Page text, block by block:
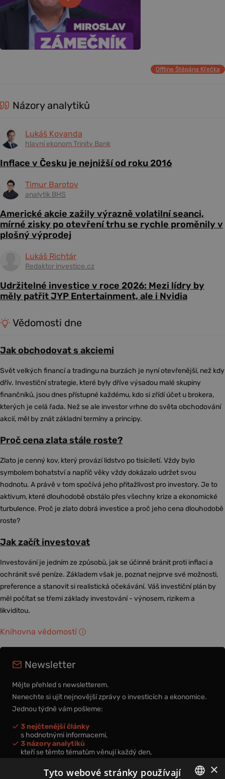
Offline Štěpána Křečka
Názory analytiků
Lukáš Kovanda
hlavní ekonom Trinity Bank
Inflace v Česku je nejnižší od roku 2016
Timur Barotov
analytik BHS
Americké akcie zažily výrazně volatilní seanci,
mírné zisky po otevření trhu se rychle proměnily v
plošný výprodej
Lukáš Richtár
Redaktor investice.cz
Udržitelné investice v roce 2026: Mezi lídry by
měly patřit JYP Entertainment, ale i Nvidia
Vědomosti dne
Jak obchodovat s akciemi
Svět velkých financí a tradingu na burzách je nyní otevřenější, než kdy
dřív. Investiční strategie, které byly dříve výsadou malé skupiny
finančníků, jsou dnes přístupné každému, kdo si zřídí účet u brokera,
kterých je celá řada. Než se ale investor vrhne do světa obchodování
akcií, měl by znát základní termíny a principy.
Proč cena zlata stále roste?
Zlato je cenný kov, který provází lidstvo po tisíciletí. Vždy bylo
symbolem bohatství a napříč věky vždy dokázalo udržet svou
hodnotu. A právě v tom spočívá jeho přitažlivost pro investory. Je to
aktivum, které dlouhodobě obstálo přes všechny krize a ekonomické
turbulence. Proč je zlato dobrá investice a proč jeho cena dlouhodobě
roste?
Jak začít investovat
Investování je jedním ze způsobů, jak se účinně bránit proti inflaci a
ochránit své peníze. Základem však je, poznat nejprve své možnosti,
preference a stanovit si realistická očekávání. Váš investiční plán by
měl počítat se třemi základy investování - výnosem, rizikem a
likviditou.
Knihovna vědomostí
Newsletter
Mějte přehled s newsletterem.
Nenechte si ujít nejnovější zprávy o investicích a ekonomice.
Jednou týdně vám pošleme:
3 nejčtenější články
s hodnotnými informacemi,
3 názory analytiků
kteří se těmto tématům věnují každý den,
nová videa a podcasty
k prohloubení vašich znalostí.
×
Tyto webové stránky používají